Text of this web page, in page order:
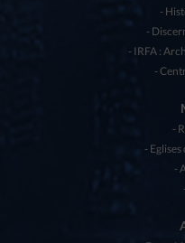
IRFA :
Eglises